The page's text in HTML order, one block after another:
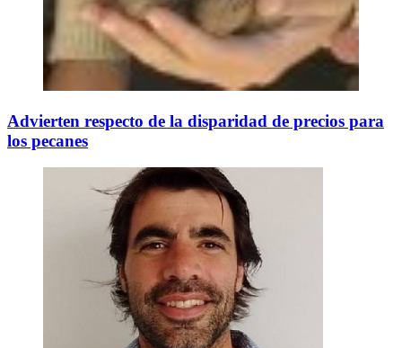
Advierten respecto de la disparidad de precios para
los pecanes